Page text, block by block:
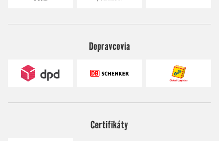
Dopravcovia
Certifikáty